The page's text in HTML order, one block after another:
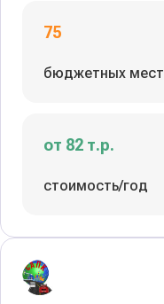
75
бюджетных мест
от 82 т.р.
стоимость/год